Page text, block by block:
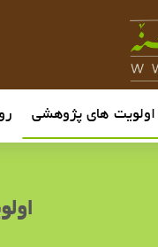
اولویت های پژوهشی